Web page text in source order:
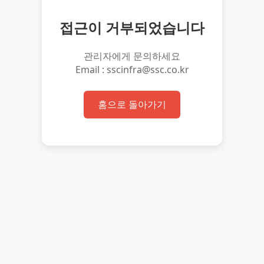
접근이 거부되었습니다
관리자에게 문의하세요
Email : sscinfra@ssc.co.kr
홈으로 돌아가기